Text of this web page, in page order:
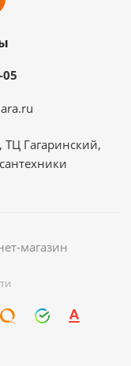
ТЦ Гагаринский,
магазин